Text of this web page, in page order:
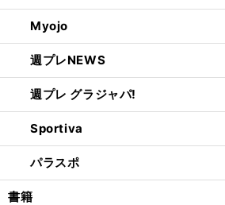
Myojo
週プレNEWS
週プレ グラジャパ!
Sportiva
パラスポ
書籍